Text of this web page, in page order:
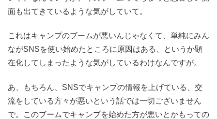
面も出てきているような気がしていて。
これはキャンプのブームが悪いんじゃなくて、単純にみん
ながSNSを使い始めたところに原因はある、というか顕
在化してしまったような気がしているわけなんですが。
あ、もちろん、SNSでキャンプの情報を上げている、交
流をしている方々が悪いという話では一切ございません
で。このブームでキャンプを始めた方が悪いとかもっての